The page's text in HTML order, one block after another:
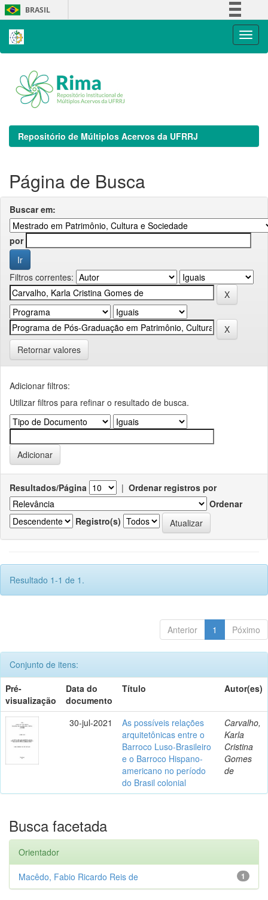
Skip
navigation
BRASIL
Repositório de Múltiplos Acervos da UFRRJ
Página de Busca
Buscar em:
por
Filtros correntes:
Retornar valores
Adicionar filtros:
Utilizar filtros para refinar o resultado de busca.
Resultados/Página | Ordenar registros por
Ordenar
Registro(s)
Resultado 1-1 de 1.
Anterior 1 Póximo
Conjunto de itens:
Pré-
visualização
Data do
documento
Título Autor(es)
30-jul-2021
As possíveis relações
arquitetônicas entre o
Barroco Luso-Brasileiro
e o Barroco Hispano-
americano no período
do Brasil colonial
Carvalho,
Karla
Cristina
Gomes
de
Busca facetada
Orientador
1
Macêdo, Fabio Ricardo Reis de